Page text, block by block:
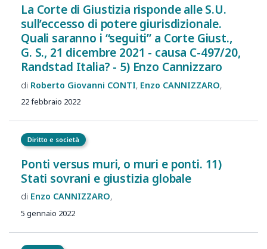
La Corte di Giustizia risponde alle S.U.
sull’eccesso di potere giurisdizionale.
Quali saranno i “seguiti” a Corte Giust.,
G. S., 21 dicembre 2021 - causa C-497/20,
Randstad Italia? - 5) Enzo Cannizzaro
Roberto Giovanni CONTI Enzo CANNIZZARO
22 febbraio 2022
Diritto e società
Ponti versus muri, o muri e ponti. 11)
Stati sovrani e giustizia globale
Enzo CANNIZZARO
5 gennaio 2022